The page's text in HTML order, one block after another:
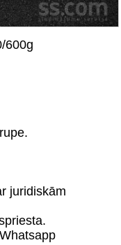
600g
juridiskām